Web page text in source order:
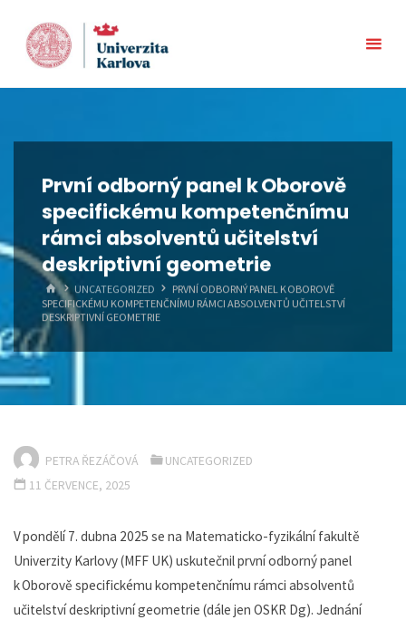
content
První odborný panel k Oborově
specifickému kompetenčnímu
rámci absolventů učitelství
deskriptivní geometrie
HOMEUNCATEGORIZED
PRVNÍ ODBORNÝ PANEL K OBOROVĚ
SPECIFICKÉMU KOMPETENČNÍMU RÁMCI ABSOLVENTŮ UČITELSTVÍ
DESKRIPTIVNÍ GEOMETRIE
PETRA ŘEZÁČOVÁ
UNCATEGORIZED
11 ČERVENCE, 2025
V pondělí 7. dubna 2025 se na Matematicko-fyzikální fakultě
Univerzity Karlovy (MFF UK) uskutečnil první odborný panel
k Oborově specifickému kompetenčnímu rámci absolventů
učitelství deskriptivní geometrie (dále jen OSKR Dg). Jednání